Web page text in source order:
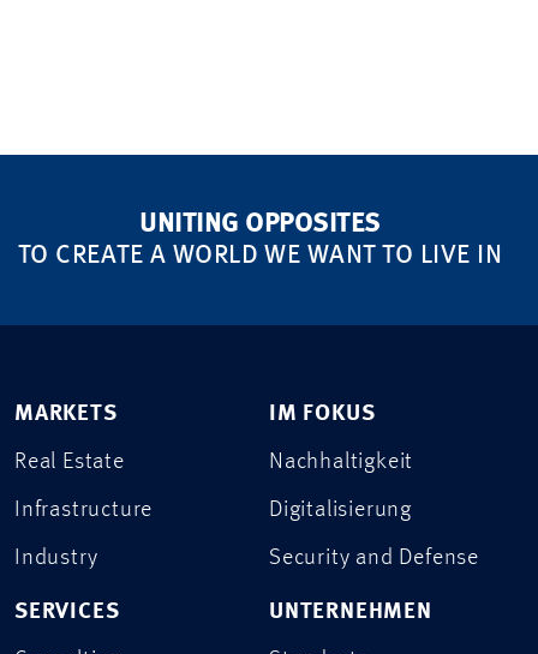
UNITING OPPOSITES
TO CREATE A WORLD WE WANT TO LIVE IN
MARKETS
Real Estate
Infrastructure
Industry
SERVICES
IM FOKUS
Nachhaltigkeit
Digitalisierung
Security and Defense
UNTERNEHMEN